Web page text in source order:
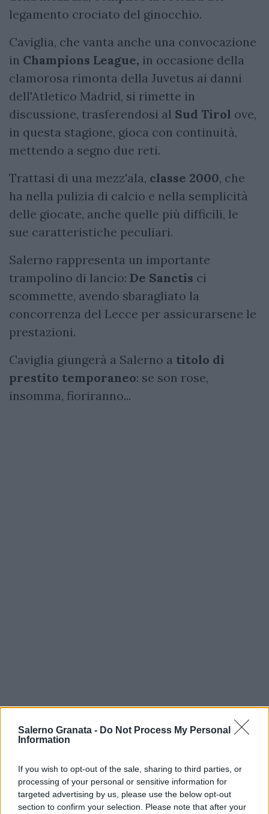
Salerno Granata - Do Not Process My Personal
Information
If you wish to opt-out of the sale, sharing to third parties, or
processing of your personal or sensitive information for
targeted advertising by us, please use the below opt-out
section to confirm your selection. Please note that after your
legamento crociato del ginocchio.
Caviglia, che vanta anche una convocazione
in Champions League, in occasione della
clamorosa rimonta della Juvetus ai danni
dell'Atletico Madrid, si rimette in
discussione, trasferendosi al Sud Tirol ove,
in questa stagione, gioca con continuità,
mettendo a segno due reti.
Trattasi di una mezz'ala, classe 2000, che
ha nella pulizia di calcio e nella semplicità
delle giocate, anche quelle più difficili, le
sue caratteristiche peculiari.
Salerno rappresenta un importante
trampolino di lancio: De Sanctis ci
scommette, avendo sbaragliato la
concorrenza del Lecce per assicurarsene le
prestazioni.
Caviglia giungerà a Salerno a titolo di
prestito temporaneo: se son rose,
insomma, fioriranno...